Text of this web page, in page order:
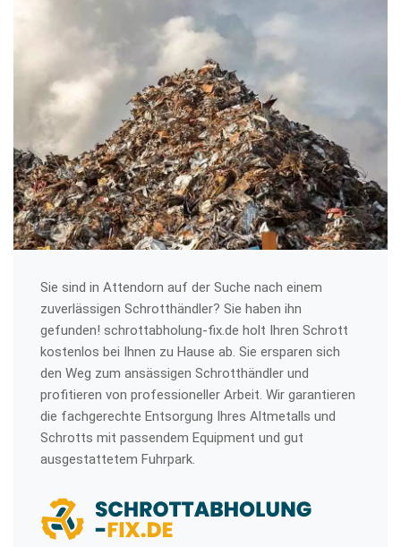
Sie sind in Attendorn auf der Suche nach einem
zuverlässigen Schrotthändler? Sie haben ihn
gefunden! schrottabholung-fix.de holt Ihren Schrott
kostenlos bei Ihnen zu Hause ab. Sie ersparen sich
den Weg zum ansässigen Schrotthändler und
profitieren von professioneller Arbeit. Wir garantieren
die fachgerechte Entsorgung Ihres Altmetalls und
Schrotts mit passendem Equipment und gut
ausgestattetem Fuhrpark.